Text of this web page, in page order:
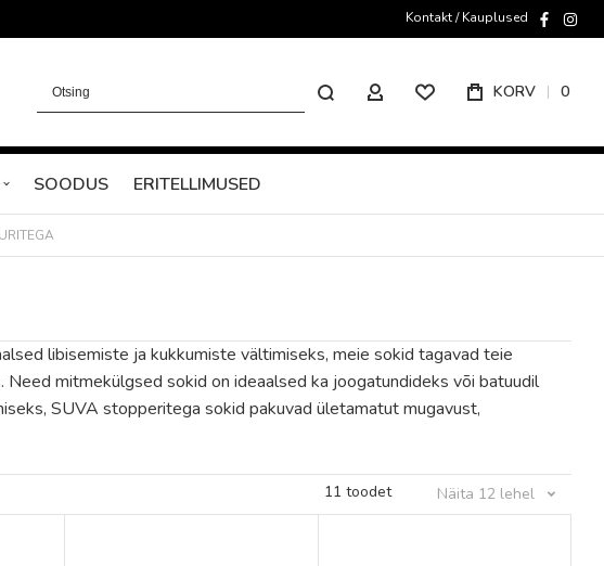
Kontakt / Kauplused
Otsing
MINU KONTO KORV 0
SOODUS ERITELLIMUSED
libisemiste ja kukkumiste vältimiseks, meie sokid tagavad teie
mitmekülgsed sokid on ideaalsed ka joogatundideks või batuudil
SUVA stopperitega sokid pakuvad ületamatut mugavust,
11 toodet Näita 12 lehel